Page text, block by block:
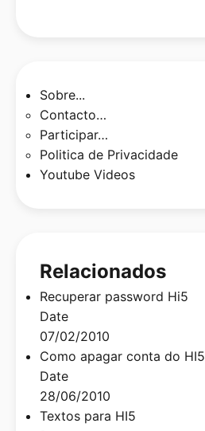
Sobre...
Contacto…
Participar…
Politica de Privacidade
Youtube Videos
Relacionados
Recuperar password Hi5
Date
07/02/2010
Como apagar conta do HI5
Date
28/06/2010
Textos para HI5